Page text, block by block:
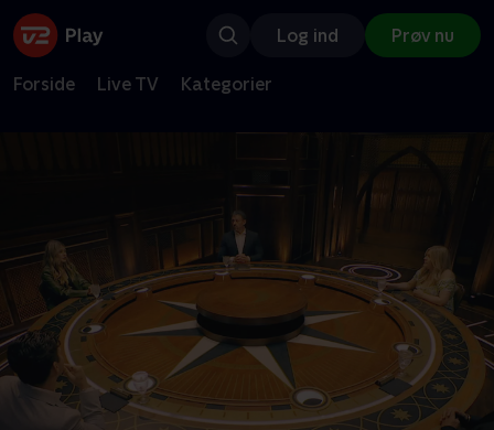
Log ind Prøv nu
Forside Live TV Kategorier